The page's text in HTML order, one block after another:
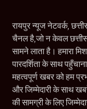
रायपुर न्यूज नेटवर्क,
चैनल है,जो न केवल
सामने लाता है। हमारा
पारदर्शिता के साथ
महत्वपूर्ण खबर को हम
और जिम्मेदारी के साथ
की सामग्री के लिए